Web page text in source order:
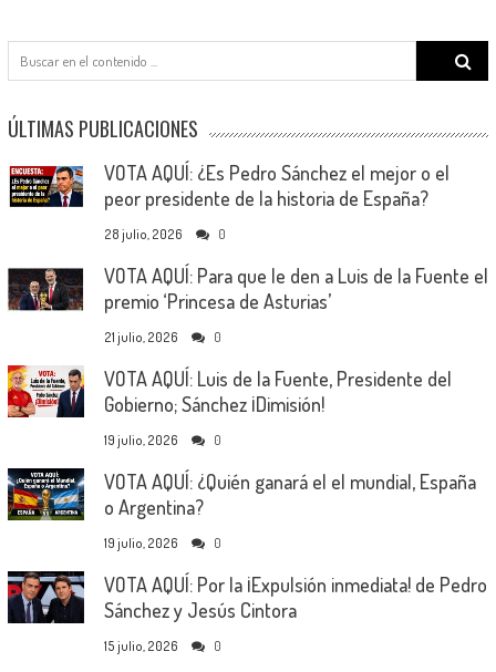
Search
for:
ÚLTIMAS PUBLICACIONES
VOTA AQUÍ: ¿Es Pedro Sánchez el mejor o el
peor presidente de la historia de España?
28 julio, 2026 0
VOTA AQUÍ: Para que le den a Luis de la Fuente el
premio ‘Princesa de Asturias’
21 julio, 2026 0
VOTA AQUÍ: Luis de la Fuente, Presidente del
Gobierno; Sánchez ¡Dimisión!
19 julio, 2026 0
VOTA AQUÍ: ¿Quién ganará el el mundial, España
o Argentina?
19 julio, 2026 0
VOTA AQUÍ: Por la ¡Expulsión inmediata! de Pedro
Sánchez y Jesús Cintora
15 julio, 2026 0